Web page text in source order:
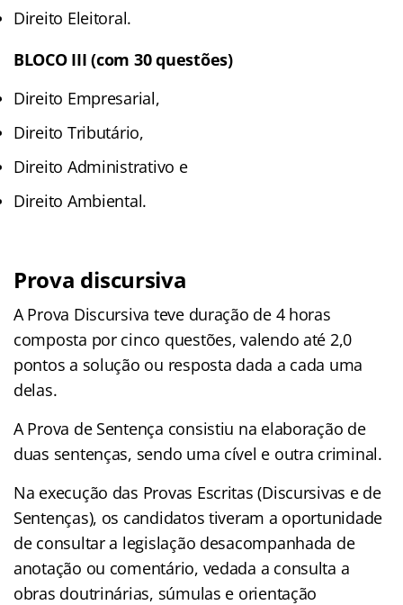
Direito Eleitoral.
BLOCO III (com 30 questões)
Direito Empresarial,
Direito Tributário,
Direito Administrativo e
Direito Ambiental.
Prova discursiva
A Prova Discursiva teve duração de 4 horas
composta por cinco questões, valendo até 2,0
pontos a solução ou resposta dada a cada uma
delas.
A Prova de Sentença consistiu na elaboração de
duas sentenças, sendo uma cível e outra criminal.
Na execução das Provas Escritas (Discursivas e de
Sentenças), os candidatos tiveram a oportunidade
de consultar a legislação desacompanhada de
anotação ou comentário, vedada a consulta a
obras doutrinárias, súmulas e orientação